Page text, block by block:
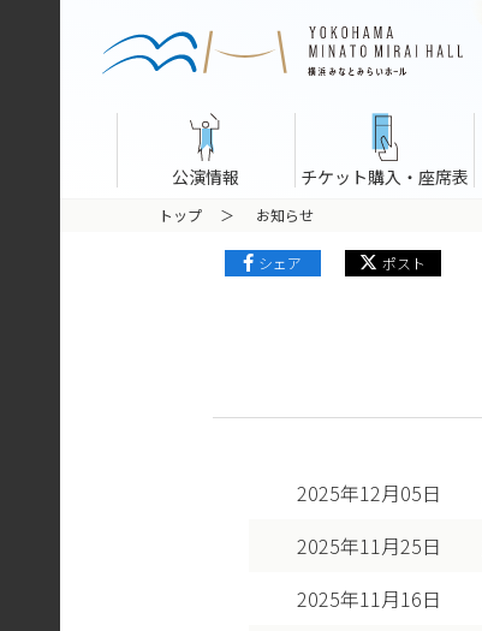
公演情報 チケット購入・座席表
トップ お知らせ
シェア ポスト
2025年12月05日
2025年11月25日
2025年11月16日